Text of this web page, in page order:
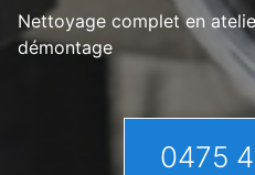
Nettoyage complet en
démontage
0475